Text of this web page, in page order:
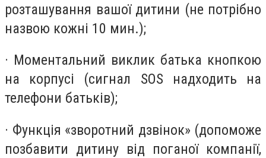
розташування вашої дитини (не потрібно
назвою кожні 10 мин.);
· Моментальний виклик батька кнопкою
на корпусі (сигнал SOS надходить на
телефони батьків);
· Функція «зворотний дзвінок» (допоможе
позбавити дитину від поганої компанії,